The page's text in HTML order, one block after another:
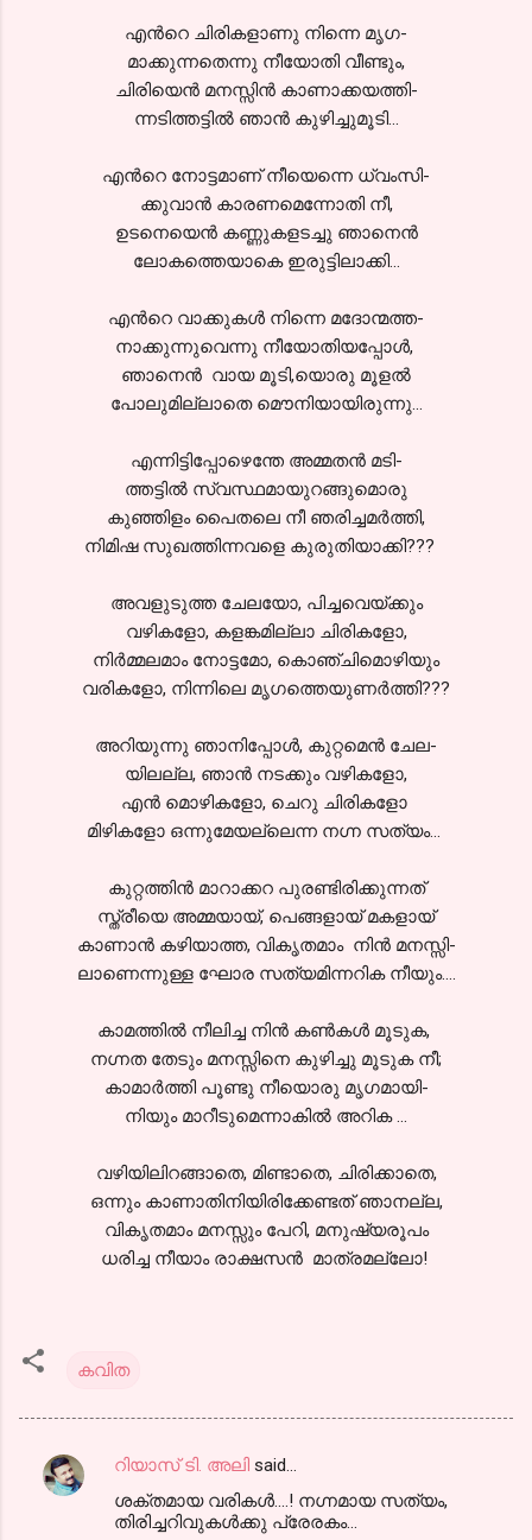
എന്‍റെ ചിരികളാണു നിന്നെ മൃഗ-
മാക്കുന്നതെന്നു നീയോതി വീണ്ടും,
ചിരിയെന്‍ മനസ്സിന്‍ കാണാക്കയത്തി-
ന്നടിത്തട്ടില്‍ ഞാന്‍ കുഴിച്ചുമൂടി...
എന്‍റെ നോട്ടമാണ്‌ നീയെന്നെ ധ്വംസി-
ക്കുവാന്‍ കാരണമെന്നോതി നീ,
ഉടനെയെന്‍ കണ്ണുകളടച്ചു ഞാനെന്‍
ലോകത്തെയാകെ ഇരുട്ടിലാക്കി...
എന്‍റെ വാക്കുകള്‍ നിന്നെ മദോന്മത്ത-
നാക്കുന്നുവെന്നു നീയോതിയപ്പോള്‍,
ഞാനെന്‍ വായ മൂടി,യൊരു മൂളല്‍
പോലുമില്ലാതെ മൌനിയായിരുന്നു...
എന്നിട്ടിപ്പോഴെന്തേ അമ്മതന്‍ മടി-
ത്തട്ടില്‍ സ്വസ്ഥമായുറങ്ങുമൊരു
കുഞ്ഞിളം പൈതലെ നീ ഞരിച്ചമര്‍ത്തി,
നിമിഷ സുഖത്തിന്നവളെ കുരുതിയാക്കി???
അവളുടുത്ത ചേലയോ, പിച്ചവെയ്ക്കും
വഴികളോ, കളങ്കമില്ലാ ചിരികളോ,
നിര്‍മ്മലമാം നോട്ടമോ, കൊഞ്ചിമൊഴിയും
വരികളോ, നിന്നിലെ മൃഗത്തെയുണര്‍ത്തി???
അറിയുന്നു ഞാനിപ്പോള്‍, കുറ്റമെന്‍ ചേല-
യിലല്ല, ഞാന്‍ നടക്കും വഴികളോ,
എന്‍ മൊഴികളോ, ചെറു ചിരികളോ
മിഴികളോ ഒന്നുമേയല്ലെന്ന നഗ്ന സത്യം...
കുറ്റത്തിന്‍ മാറാക്കറ പുരണ്ടിരിക്കുന്നത്
സ്ത്രീയെ അമ്മയായ്, പെങ്ങളായ് മകളായ്
കാണാന്‍ കഴിയാത്ത, വികൃതമാം നിന്‍ മനസ്സി-
ലാണെന്നുള്ള ഘോര സത്യമിന്നറിക നീയും....
കാമത്തില്‍ നീലിച്ച നിന്‍ കണ്‍കള്‍ മൂടുക,
നഗ്നത തേടും മനസ്സിനെ കുഴിച്ചു മൂടുക നീ;
കാമാര്‍ത്തി പൂണ്ടു നീയൊരു മൃഗമായി-
നിയും മാറീടുമെന്നാകില്‍ അറിക ...
വഴിയിലിറങ്ങാതെ, മിണ്ടാതെ, ചിരിക്കാതെ,
ഒന്നും കാണാതിനിയിരിക്കേണ്ടത് ഞാനല്ല,
വികൃതമാം മനസ്സും പേറി, മനുഷ്യരൂപം
ധരിച്ച നീയാം രാക്ഷസന്‍ മാത്രമല്ലോ!
കവിത
C
റിയാസ് ടി. അലി said…
ശക്തമായ വരികള്‍....! നഗ്നമായ സത്യം,
തിരിച്ചറിവുകള്‍ക്കു പ്രേരകം...